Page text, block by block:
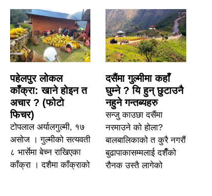
पहेलपुर लोकल
काँक्रा: खाने होइन त
अचार ? (फोटो
फिचर)
टोपलाल अर्यालगुल्मी, १७
असोज । गुल्मीको सत्यवती
८ भार्सेमा बेच्न राखिएका
काँक्रा । दशैमा काँक्राको
दसैंमा गुल्मीमा कहाँ
घुम्ने ? यि हुन् छुटाउनै
नहुने गन्तब्यहरु
सन्जु काउछा दसैंमा
नरमाउने को होला?
बालबालिकाको त कुरै नगरौं
बुढापाकासम्मलाई दशैँको
रौनक उस्तै लागेको